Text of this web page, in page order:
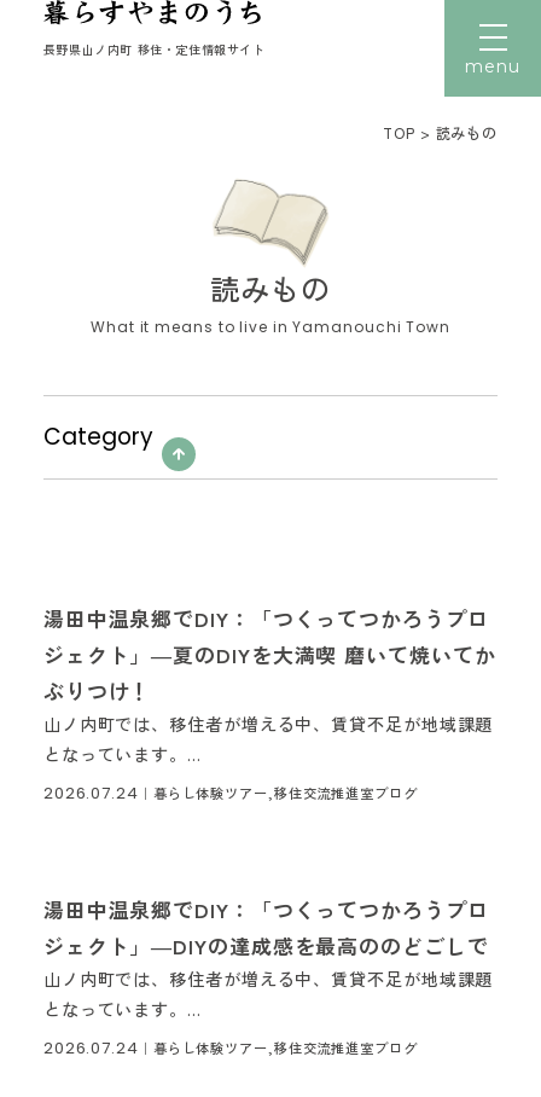
長野県山ノ内町 移住・定住情報サイト
トップ
暮らす
働く
住まい
読みもの
menu
TOP > 読みもの
読みもの
Category
湯田中温泉郷でDIY：「つくってつかろうプロ
ジェクト」―夏のDIYを大満喫 磨いて焼いてか
ぶりつけ！
山ノ内町では、移住者が増える中、賃貸不足が地域課題
となっています。...
2026.07.24 ｜暮らし体験ツアー,移住交流推進室ブログ
湯田中温泉郷でDIY：「つくってつかろうプロ
ジェクト」―DIYの達成感を最高ののどごしで
山ノ内町では、移住者が増える中、賃貸不足が地域課題
となっています。...
2026.07.24 ｜暮らし体験ツアー,移住交流推進室ブログ